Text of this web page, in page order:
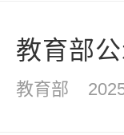
教育部
教育部